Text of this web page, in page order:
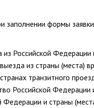
заполнении формы
Российской
из страны (места)
транзитного
Российской
и страны